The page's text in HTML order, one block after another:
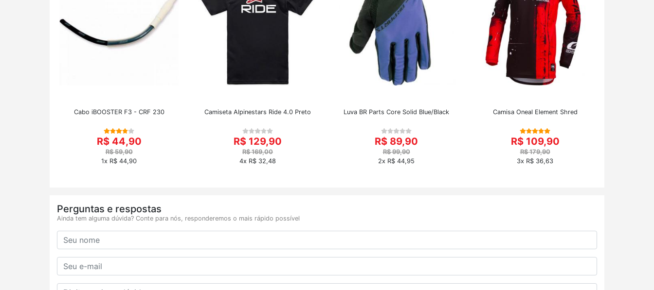
Cabo iBOOSTER F3 - CRF 230
R$ 44,90
R$ 59,90
1x R$ 44,90
Camiseta Alpinestars Ride 4.0 Preto
R$ 129,90
R$ 169,00
4x R$ 32,48
Luva BR Parts Core Solid Blue/Black
R$ 89,90
R$ 99,90
2x R$ 44,95
Camisa Oneal Element Shred
R$ 109,90
R$ 179,90
3x R$ 36,63
Perguntas e respostas
Ainda tem alguma dúvida? Conte para nós, responderemos o mais rápido possível